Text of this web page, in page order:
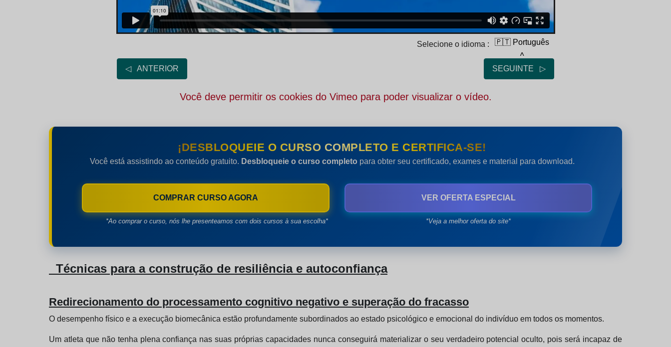
Selecione o idioma :
🇵🇹 Português
˄
◁ ANTERIOR
SEGUINTE ▷
Você deve permitir os cookies do Vimeo para poder visualizar o vídeo.
¡DESBLOQUEIE O CURSO COMPLETO E CERTIFICA-SE!
Você está assistindo ao conteúdo gratuito. Desbloqueie o curso completopara obter seu certificado, exames e material para download.
COMPRAR CURSO AGORA
*Ao comprar o curso, nós lhe presenteamos com dois cursos à sua escolha*
VER OFERTA ESPECIAL
*Veja a melhor oferta do site*
Técnicas para a construção de resiliência e autoconfiança
Redirecionamento do processamento cognitivo negativo e superação do fracasso
O desempenho físico e a execução biomecânica estão profundamente subordinados ao estado psicológico e emocional do indivíduo em todos os momentos.
Um atleta que não tenha plena confiança nas suas próprias capacidades nunca conseguirá materializar o seu verdadeiro potencial oculto, pois será incapaz de